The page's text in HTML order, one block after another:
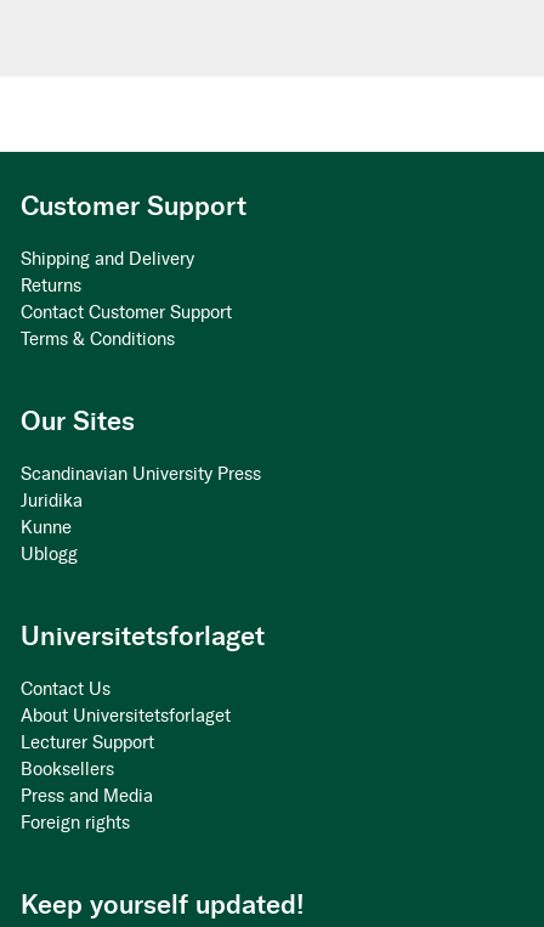
Customer Support
Shipping and Delivery
Returns
Contact Customer Support
Terms & Conditions
Our Sites
Scandinavian University Press
Juridika
Kunne
Ublogg
Universitetsforlaget
Contact Us
About Universitetsforlaget
Lecturer Support
Booksellers
Press and Media
Foreign rights
Keep yourself updated!